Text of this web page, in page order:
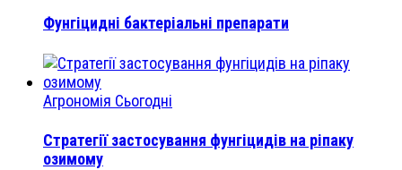
Фунгіцидні бактеріальні препарати
Агрономія Сьогодні
Стратегії застосування фунгіцидів на ріпаку
озимому